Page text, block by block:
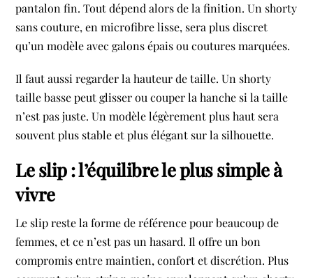
pantalon fin. Tout dépend alors de la finition. Un shorty
sans couture, en microfibre lisse, sera plus discret
qu’un modèle avec galons épais ou coutures marquées.
Il faut aussi regarder la hauteur de taille. Un shorty
taille basse peut glisser ou couper la hanche si la taille
n’est pas juste. Un modèle légèrement plus haut sera
souvent plus stable et plus élégant sur la silhouette.
Le slip : l’équilibre le plus simple à
vivre
Le slip reste la forme de référence pour beaucoup de
femmes, et ce n’est pas un hasard. Il offre un bon
compromis entre maintien, confort et discrétion. Plus